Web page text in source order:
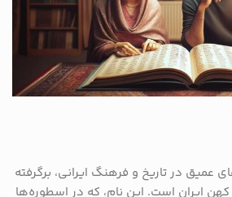
عمیق در تاریخ و فرهنگ ایرانی، برگرفته
کهن ایران است. این نام، که در اسطوره‌ها